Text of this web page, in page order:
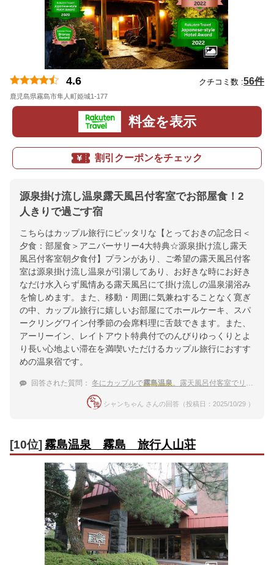
4.6 クチコミ数 :56件
鹿児島県霧島市隼人町姫城1-177
料金を表示
割引クーポンをチェック
源泉掛け流し温泉露天風呂付客室でお部屋食！2
人きりで過ごす宿
こちらはカップル旅行にピッタリな【とっておきの記念日＜
夕食：部屋食＞アニバーサリー4大特典☆源泉掛け流し露天
風呂付客室朝夕食付】プランがあり、ご希望の露天風呂付客
室は源泉掛け流し温泉が引湯してあり、お好きな時にお好き
なだけ水入らず風情ある露天風呂にて掛け流しの温泉湯浴み
を愉しめます。また、移動・周囲に気兼ねすることなく寛ぎ
の中、カップル旅行に嬉しいお部屋にてホールケーキ、スパ
ークリングワイン付季節の会席料理に舌鼓できます。また、
アーリーイン、レイトアウト特典付でのんびりゆっくりとよ
り長い心地よい滞在を満喫いただけるカップル旅行におすす
めの温泉宿です。
回答された質問： 冬にカップルで霧島温泉 。露天風呂付客室でリフレッシュしたい！
シャンちゃん さんの回答（投稿日：2025/10/29 ）
[10位]霧島温泉 霧島 旅行人山荘